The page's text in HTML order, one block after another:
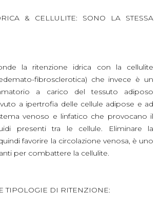
& CELLULITE: SONO LA STESSA
la ritenzione idrica con la cellulite
fibrosclerotica) che invece è un
a carico del tessuto adiposo
a ipertrofia delle cellule adipose e ad
venoso e linfatico che provocano il
presenti tra le cellule. Eliminare la
favorire la circolazione venosa, è uno
per combattere la cellulite.
TIPOLOGIE DI RITENZIONE: